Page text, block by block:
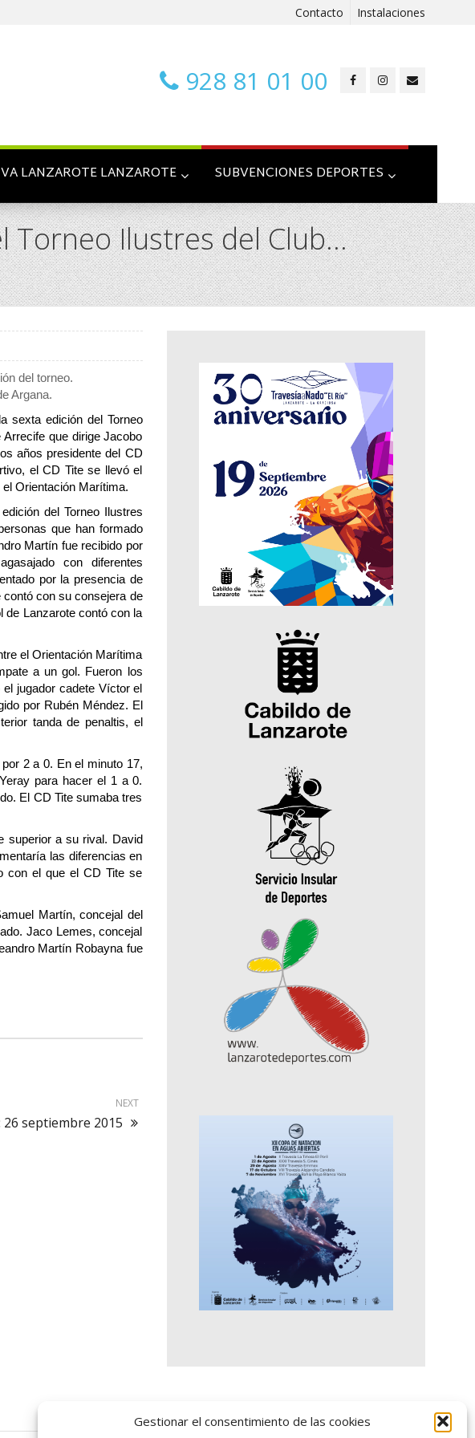
Gestionar el consentimiento de las cookies
Contacto Instalaciones
928 81 01 00
LANZAROTE LANZAROTE SUBVENCIONES DEPORTES
Torneo Ilustres del Club…
del torneo.
Argana.
sexta edición del Torneo
que dirige Jacobo
años presidente del CD
el CD Tite se llevó el
Orientación Marítima.
del Torneo Ilustres
que han formado
Martín fue recibido por
con diferentes
por la presencia de
con su consejera de
de Lanzarote contó con la
el Orientación Marítima
a un gol. Fueron los
jugador cadete Víctor el
por Rubén Méndez. El
tanda de penaltis, el
2 a 0. En el minuto 17,
para hacer el 1 a 0.
El CD Tite sumaba tres
superior a su rival. David
las diferencias en
con el que el CD Tite se
Martín, concejal del
Jaco Lemes, concejal
Martín Robayna fue
NEXT
septiembre 2015
logo SID